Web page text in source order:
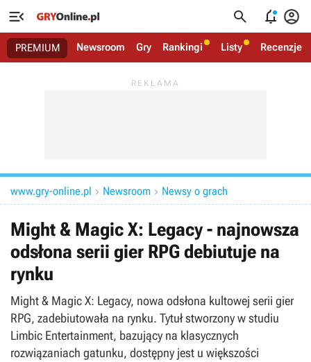
   
PREMIUM Newsroom Gry Rankingi Listy Recenzje
www.gry-online.pl  Newsroom  Newsy o grach
Might & Magic X: Legacy - najnowsza
odsłona serii gier RPG debiutuje na
rynku
Might & Magic X: Legacy, nowa odsłona kultowej serii gier
RPG, zadebiutowała na rynku. Tytuł stworzony w studiu
Limbic Entertainment, bazujący na klasycznych
rozwiązaniach gatunku, dostępny jest u większości